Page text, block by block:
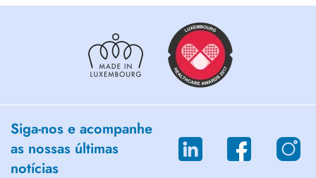
Siga-nos e acompanhe
as nossas últimas
notícias